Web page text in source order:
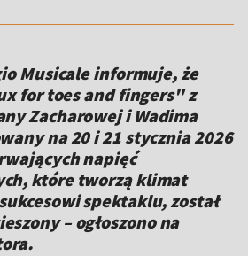
Musicale informuje, że
for toes and fingers" z
Zacharowej i Wadima
na 20 i 21 stycznia 2026
napięć
które tworzą klimat
spektaklu, został
– ogłoszono na